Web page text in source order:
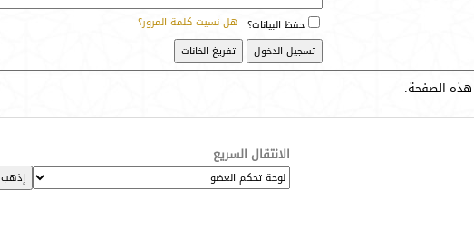
هل نسيت كلمة المرور؟ حفظ البيانات؟
الصفحة.
الانتقال السريع